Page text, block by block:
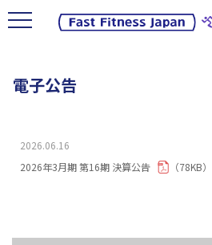
電子公告
2026.06.16
2026年3月期 第16期 決算公告
（78KB）